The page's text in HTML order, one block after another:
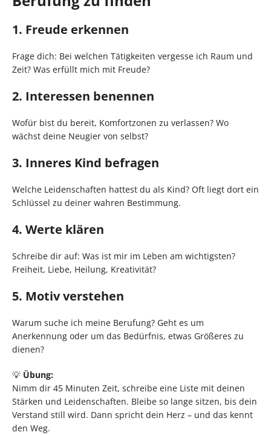
1. Freude erkennen
Frage dich: Bei welchen Tätigkeiten vergesse ich Raum und
Zeit? Was erfüllt mich mit Freude?
2. Interessen benennen
Wofür bist du bereit, Komfortzonen zu verlassen? Wo
wächst deine Neugier von selbst?
3. Inneres Kind befragen
Welche Leidenschaften hattest du als Kind? Oft liegt dort ein
Schlüssel zu deiner wahren Bestimmung.
4. Werte klären
Schreibe dir auf: Was ist mir im Leben am wichtigsten?
Freiheit, Liebe, Heilung, Kreativität?
5. Motiv verstehen
Warum suche ich meine Berufung? Geht es um
Anerkennung oder um das Bedürfnis, etwas Größeres zu
dienen?
💡 Übung:
Nimm dir 45 Minuten Zeit, schreibe eine Liste mit deinen
Stärken und Leidenschaften. Bleibe so lange sitzen, bis dein
Verstand still wird. Dann spricht dein Herz – und das kennt
den Weg.